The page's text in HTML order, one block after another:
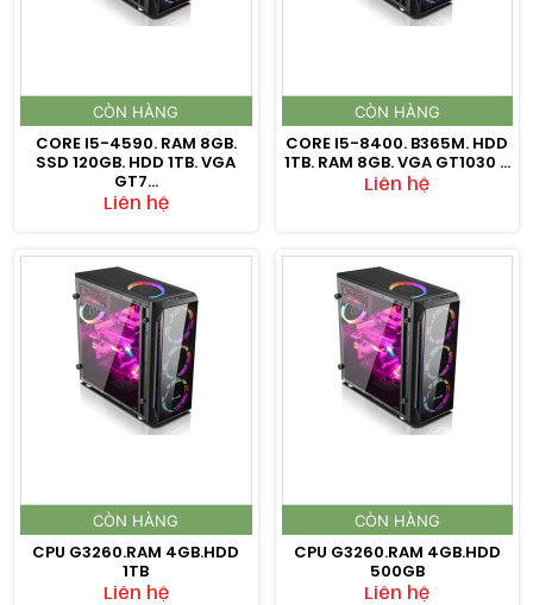
CÒN HÀNG
CORE I5-4590. RAM 8GB.
SSD 120GB. HDD 1TB. VGA
GT7...
Liên hệ
CÒN HÀNG
CORE I5-8400. B365M. HDD
1TB. RAM 8GB. VGA GT1030 ...
Liên hệ
CÒN HÀNG
CPU G3260.RAM 4GB.HDD
1TB
Liên hệ
CÒN HÀNG
CPU G3260.RAM 4GB.HDD
500GB
Liên hệ